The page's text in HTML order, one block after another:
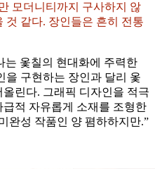
모더니티까지 구사하지 않
것 같다. 장인들은 흔히 전통
는 옻칠의 현대화에 주력한
을 구현하는 장인과 달리 옻
린다. 그래픽 디자인을 적극
적 자유롭게 소재를 조형한
완성 작품인 양 폄하하지만.”